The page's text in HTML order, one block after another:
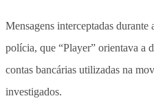
Mensagens interceptadas
polícia, que “Player” orientava a
contas bancárias utilizadas na
investigados.